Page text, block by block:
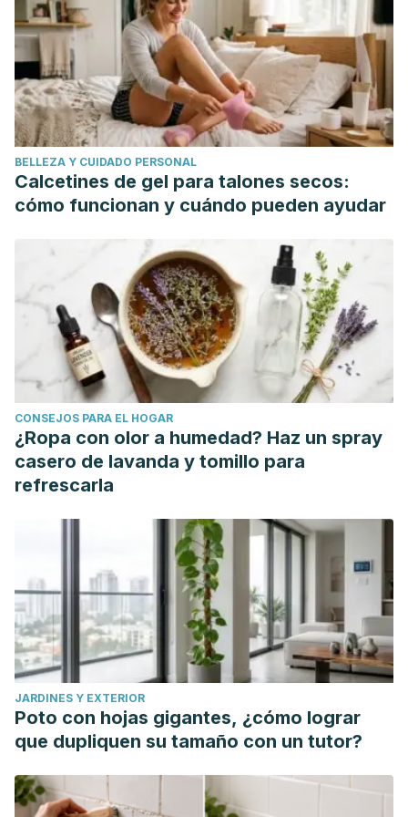
BELLEZA Y CUIDADO PERSONAL
Calcetines de gel para talones secos:
cómo funcionan y cuándo pueden ayudar
CONSEJOS PARA EL HOGAR
¿Ropa con olor a humedad? Haz un spray
casero de lavanda y tomillo para
refrescarla
JARDINES Y EXTERIOR
Poto con hojas gigantes, ¿cómo lograr
que dupliquen su tamaño con un tutor?